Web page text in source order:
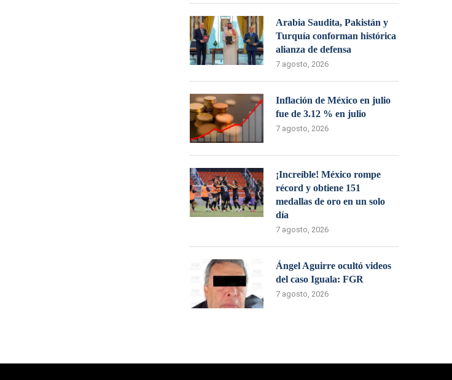
Arabia Saudita, Pakistán y
Turquía conforman histórica
alianza de defensa
7 agosto, 2026
Inflación de México en julio
fue de 3.12 % en julio
7 agosto, 2026
¡Increíble! México rompe
récord y obtiene 151
medallas de oro en un solo
día
7 agosto, 2026
Ángel Aguirre ocultó videos
del caso Iguala: FGR
7 agosto, 2026